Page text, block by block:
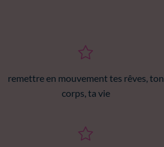
remettre en mouvement tes rêves, ton
corps, ta vie